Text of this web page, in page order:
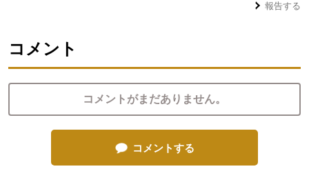
報告する
コメント
コメントがまだありません。
コメントする